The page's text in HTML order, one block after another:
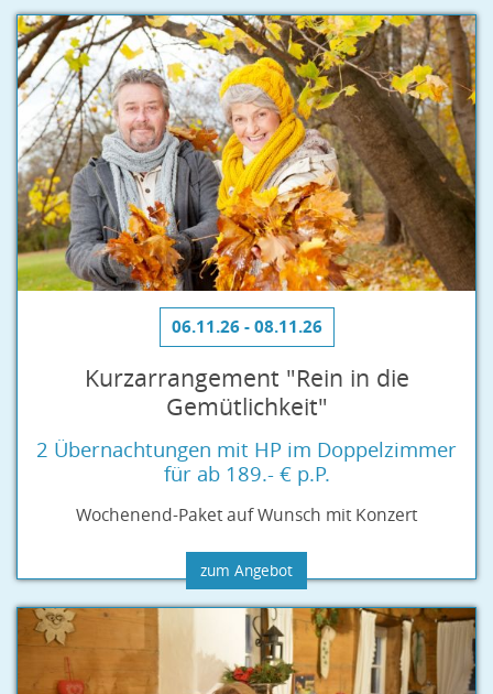
06.11.26 - 08.11.26
Kurzarrangement "Rein in die
Gemütlichkeit"
2 Übernachtungen mit HP im Doppelzimmer
für ab 189.- € p.P.
Wochenend-Paket auf Wunsch mit Konzert
zum Angebot